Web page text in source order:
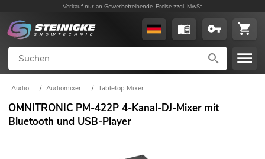
Verkauf nur an Gewerbetreibende. Preise zzgl. MwSt.
Audio / Audiomixer / Tabletop Mixer
OMNITRONIC PM-422P 4-Kanal-DJ-Mixer mit
Bluetooth und USB-Player